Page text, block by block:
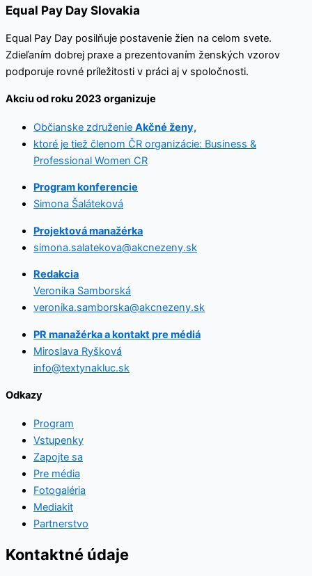
Equal Pay Day Slovakia
Equal Pay Day posilňuje postavenie žien na celom svete.
Zdieľaním dobrej praxe a prezentovaním ženských vzorov
podporuje rovné príležitosti v práci aj v spoločnosti.
Akciu od roku 2023 organizuje
Občianske združenie Akčné ženy,
ktoré je tiež členom ČR organizácie: Business &
Professional Women CR
Program konferencie
Simona Šaláteková
Projektová manažérka
simona.salatekova@akcnezeny.sk
Redakcia
Veronika Samborská
veronika.samborska@akcnezeny.sk
PR manažérka a kontakt pre médiá
Miroslava Ryšková
info@textynakluc.sk
Odkazy
Program
Vstupenky
Zapojte sa
Pre média
Fotogaléria
Mediakit
Partnerstvo
Kontaktné údaje